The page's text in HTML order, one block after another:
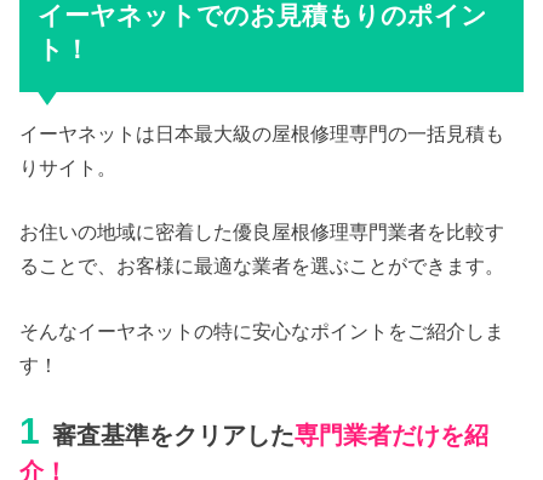
イーヤネットでのお見積もりのポイン
ト！
イーヤネットは日本最大級の屋根修理専門の一括見積も
りサイト。
お住いの地域に密着した優良屋根修理専門業者を比較す
ることで、お客様に最適な業者を選ぶことができます。
そんなイーヤネットの特に安心なポイントをご紹介しま
す！
1 審査基準をクリアした専門業者だけを紹
介！